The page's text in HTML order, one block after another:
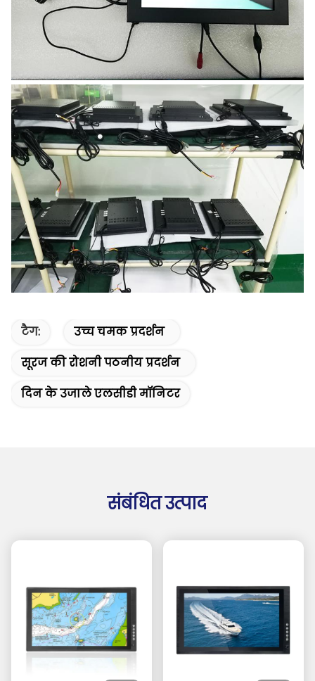
टैग:
उच्च चमक प्रदर्शन
सूरज की रोशनी पठनीय प्रदर्शन
दिन के उजाले एलसीडी मॉनिटर
संबंधित उत्पाद